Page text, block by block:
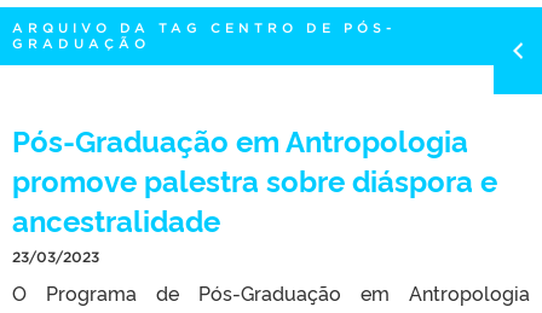
PORTARIAS
TELEFONES
ARQUIVO DA TAG CENTRO DE PÓS-
GRADUAÇÃO
Pós-Graduação em Antropologia
promove palestra sobre diáspora e
ancestralidade
23/03/2023
O Programa de Pós-Graduação em Antropologia